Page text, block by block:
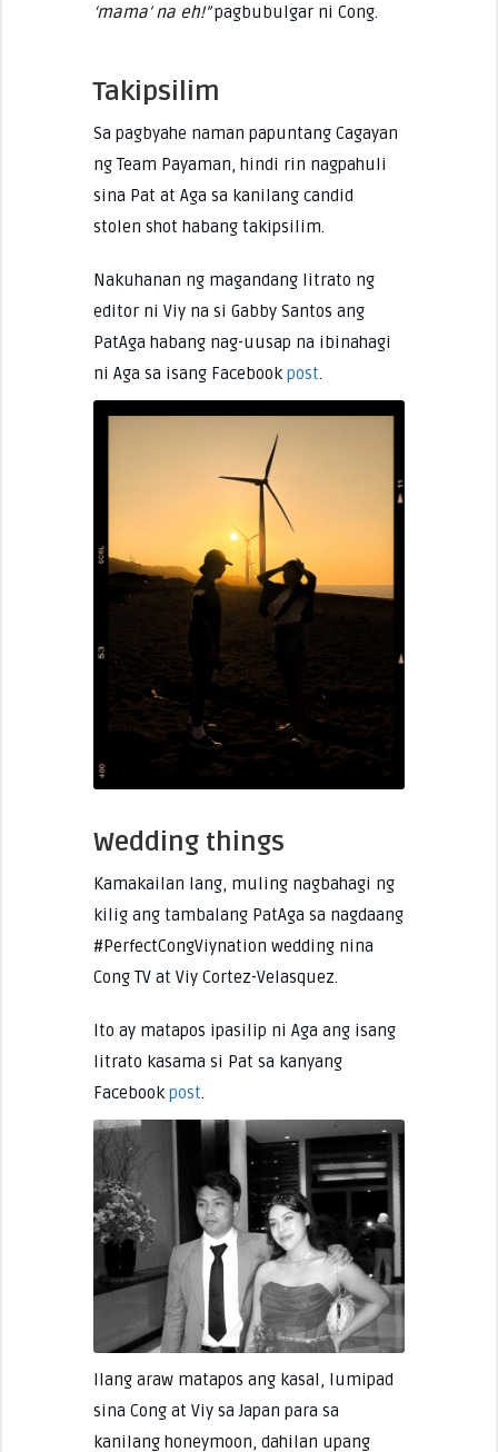
‘mama’ na eh!”pagbubulgar ni Cong.
Takipsilim
Sa pagbyahe naman papuntang Cagayan
ng Team Payaman, hindi rin nagpahuli
sina Pat at Aga sa kanilang candid
stolen shot habang takipsilim.
Nakuhanan ng magandang litrato ng
editor ni Viy na si Gabby Santos ang
PatAga habang nag-uusap na ibinahagi
ni Aga sa isang Facebook post.
Wedding things
Kamakailan lang, muling nagbahagi ng
kilig ang tambalang PatAga sa nagdaang
#PerfectCongViynation wedding nina
Cong TV at Viy Cortez-Velasquez.
Ito ay matapos ipasilip ni Aga ang isang
litrato kasama si Pat sa kanyang
Facebook post.
Ilang araw matapos ang kasal, lumipad
sina Cong at Viy sa Japan para sa
kanilang honeymoon, dahilan upang